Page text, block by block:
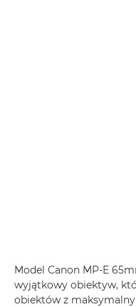
Model Canon MP-E
wyjątkowy obiektyw,
obiektów z